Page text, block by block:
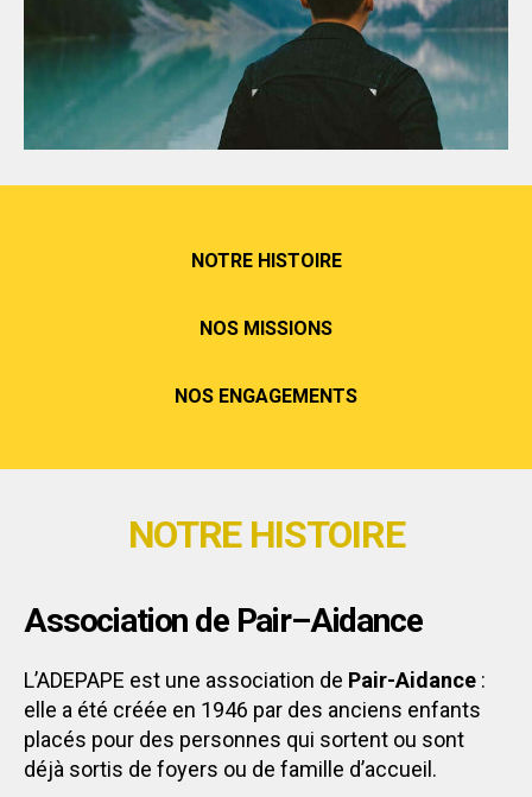
NOTRE HISTOIRE
NOS MISSIONS
NOS ENGAGEMENTS
NOTRE HISTOIRE
Association de Pair–Aidance
L’ADEPAPE est une association de Pair-Aidance :
elle a été créée en 1946 par des anciens enfants
placés pour des personnes qui sortent ou sont
déjà sortis de foyers ou de famille d’accueil.